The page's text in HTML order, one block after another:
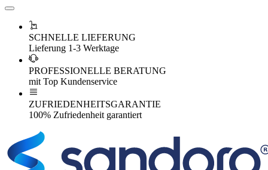
SCHNELLE LIEFERUNG
Lieferung 1-3 Werktage
PROFESSIONELLE BERATUNG
mit Top Kundenservice
ZUFRIEDENHEITSGARANTIE
100% Zufriedenheit garantiert